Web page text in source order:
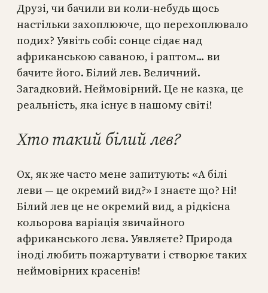
Друзі, чи бачили ви коли-небудь щось
настільки захоплююче, що перехоплювало
подих? Уявіть собі: сонце сідає над
африканською саваною, і раптом… ви
бачите його. Білий лев. Величний.
Загадковий. Неймовірний. Це не казка, це
реальність, яка існує в нашому світі!
Хто такий білий лев?
Ох, як же часто мене запитують: «А білі
леви — це окремий вид?» І знаєте що? Ні!
Білий лев це не окремий вид, а рідкісна
кольорова варіація звичайного
африканського лева. Уявляєте? Природа
іноді любить пожартувати і створює таких
неймовірних красенів!